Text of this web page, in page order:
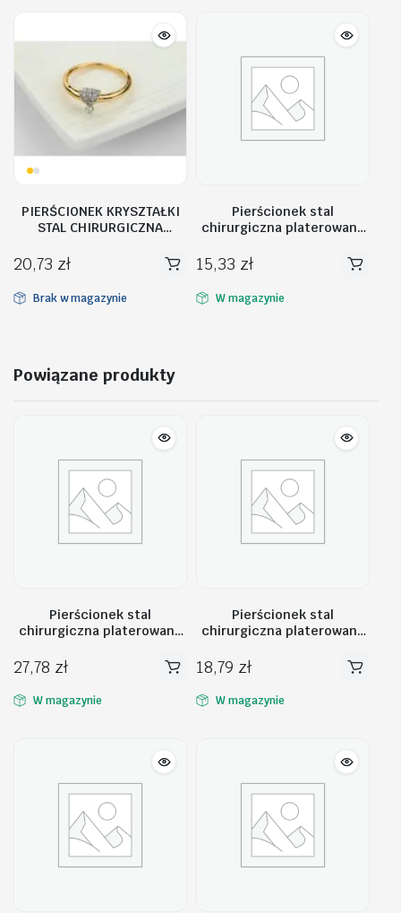
PIERŚCIONEK KRYSZTAŁKI
STAL CHIRURGICZNA
pierścionków: US10 EU22
20,73 zł
Brak w magazynie
Pierścionek stal
chirurgiczna platerowana
pierścionków: US7 EU14
15,33 zł
W magazynie
Powiązane produkty
Pierścionek stal
chirurgiczna platerowana
Rozmiar pierścionków: US8
27,78 zł
W magazynie
Pierścionek stal
chirurgiczna platerowana
pierścionków: US8 EU17
18,79 zł
W magazynie